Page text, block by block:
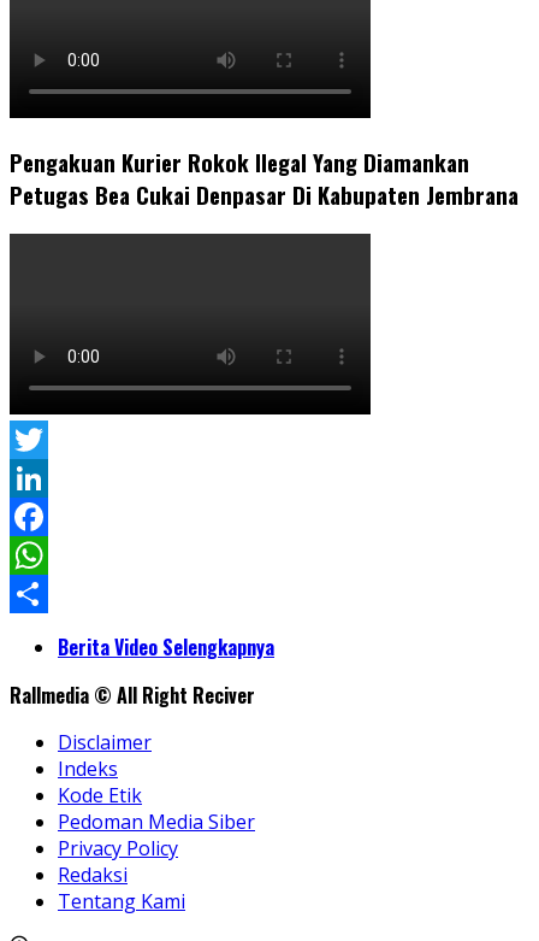
Pengakuan Kurier Rokok Ilegal Yang Diamankan
Petugas Bea Cukai Denpasar Di Kabupaten Jembrana
Twitter
LinkedIn
Facebook
WhatsApp
ShareBerita Video Selengkapnya
Rallmedia © All Right Reciver
Disclaimer
Indeks
Kode Etik
Pedoman Media Siber
Privacy Policy
Redaksi
Tentang Kami